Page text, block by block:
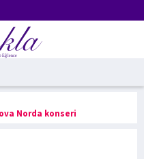
Norda konseri